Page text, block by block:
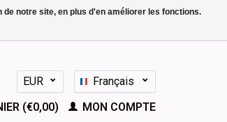
EUR
GBP
Français
Nederlands
Deutsch
(€0,00) MON COMPTE
notre site, en plus d'en améliorer les fonctions.